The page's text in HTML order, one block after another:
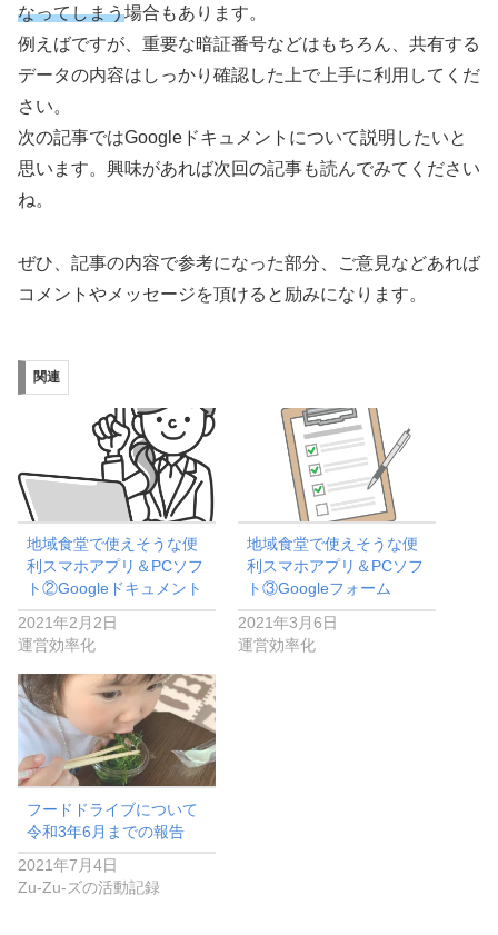
なってしまう場合もあります。
例えばですが、重要な暗証番号などはもちろん、共有する
データの内容はしっかり確認した上で上手に利用してくだ
さい。
次の記事ではGoogleドキュメントについて説明したいと
思います。興味があれば次回の記事も読んでみてください
ね。
ぜひ、記事の内容で参考になった部分、ご意見などあれば
コメントやメッセージを頂けると励みになります。
関連
地域食堂で使えそうな便
利スマホアプリ＆PCソフ
ト②Googleドキュメント
2021年2月2日
運営効率化
地域食堂で使えそうな便
利スマホアプリ＆PCソフ
ト③Googleフォーム
2021年3月6日
運営効率化
フードドライブについて
令和3年6月までの報告
2021年7月4日
Zu-Zu-ズの活動記録